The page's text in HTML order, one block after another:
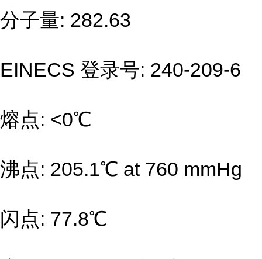
分子量: 282.63
EINECS 登录号: 240-209-6
熔点: <0℃
沸点: 205.1℃ at 760 mmHg
闪点: 77.8℃